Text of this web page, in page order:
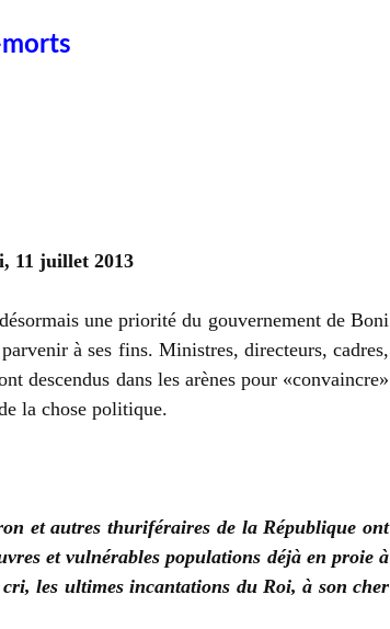
11 juillet 2013
une priorité du gouvernement de Boni
à ses fins. Ministres, directeurs, cadres,
descendus dans les arènes pour «convaincre»
la chose politique.
et autres thuriféraires de la République ont
et vulnérables populations déjà en proie à
les ultimes incantations du Roi, à son cher